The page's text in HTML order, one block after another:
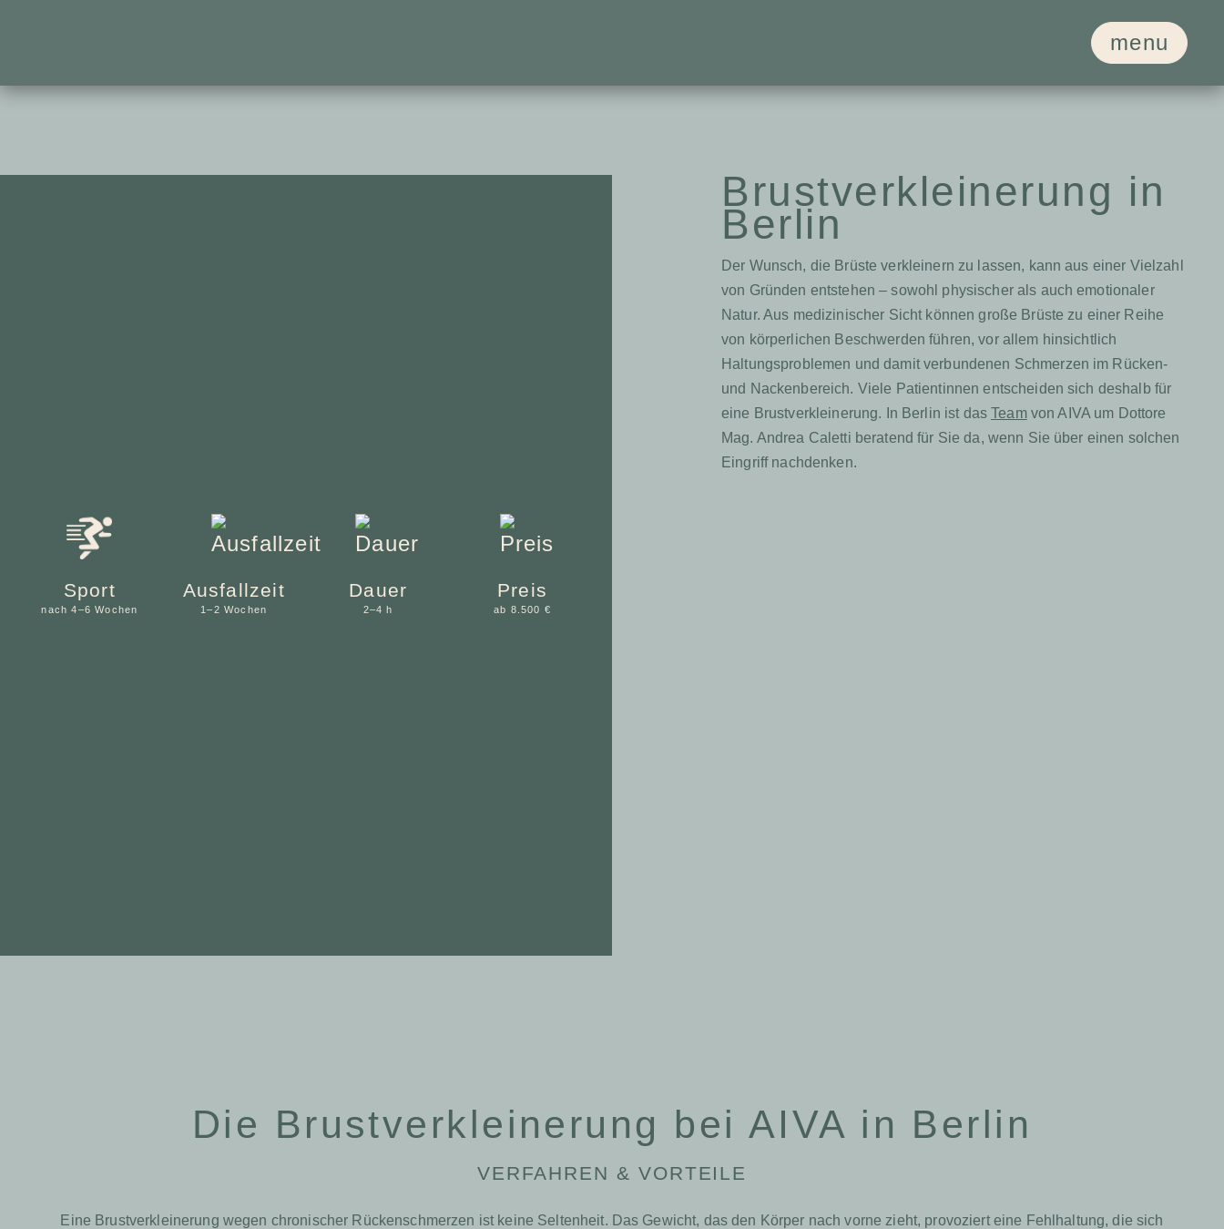
menu
Sport
nach 4–6 Wochen
Ausfallzeit
1–2 Wochen
Dauer
2–4 h
Preis
ab 8.500 €
Brustverkleinerung in
Berlin
Der Wunsch, die Brüste verkleinern zu lassen, kann aus einer Vielzahl
von Gründen entstehen – sowohl physischer als auch emotionaler
Natur. Aus medizinischer Sicht können große Brüste zu einer Reihe
von körperlichen Beschwerden führen, vor allem hinsichtlich
Haltungsproblemen und damit verbundenen Schmerzen im Rücken-
und Nackenbereich. Viele Patientinnen entscheiden sich deshalb für
eine Brustverkleinerung. In Berlin ist dasTeamvon AIVA um Dottore
Mag. Andrea Caletti beratend für Sie da, wenn Sie über einen solchen
Eingriff nachdenken.
Die Brustverkleinerung bei AIVA in Berlin
VERFAHREN & VORTEILE
Eine Brustverkleinerung wegen chronischer Rückenschmerzen ist keine Seltenheit. Das Gewicht, das den Körper nach vorne zieht, provoziert eine Fehlhaltung, die sich